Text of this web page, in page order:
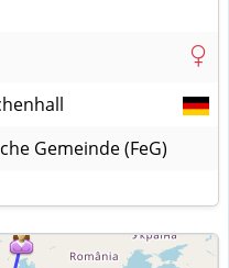
Gemeinde (FeG)